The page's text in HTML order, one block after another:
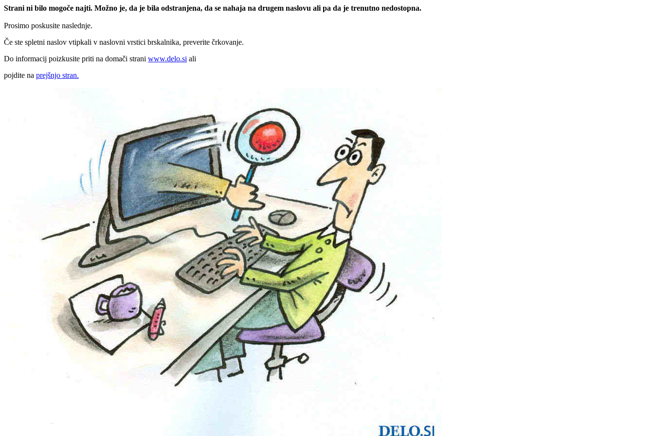
Strani ni bilo mogoče najti. Možno je, da je bila odstranjena, da se nahaja na drugem naslovu ali pa da je trenutno nedostopna.
Prosimo poskusite naslednje.
Če ste spletni naslov vtipkali v naslovni vrstici brskalnika, preverite črkovanje.
Do informacij poizkusite priti na domači strani www.delo.si ali
pojdite na prejšnjo stran.